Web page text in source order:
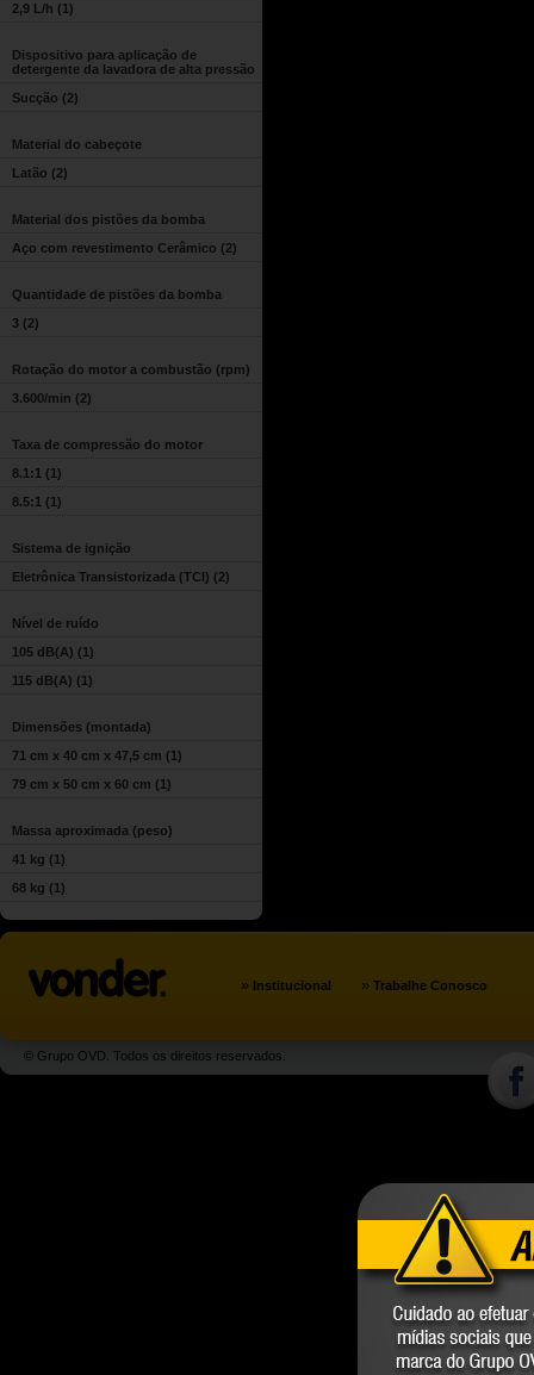
2,9 L/h (1)
Dispositivo para aplicação de
detergente da lavadora de alta pressão
Sucção (2)
Material do cabeçote
Latão (2)
Material dos pistões da bomba
Aço com revestimento Cerâmico (2)
Quantidade de pistões da bomba
3 (2)
Rotação do motor a combustão (rpm)
3.600/min (2)
Taxa de compressão do motor
8.1:1 (1)
8.5:1 (1)
Sistema de ignição
Eletrônica Transistorizada (TCI) (2)
Nível de ruído
105 dB(A) (1)
115 dB(A) (1)
Dimensões (montada)
71 cm x 40 cm x 47,5 cm (1)
79 cm x 50 cm x 60 cm (1)
Massa aproximada (peso)
41 kg (1)
68 kg (1)
» Institucional » Trabalhe Conosco
© Grupo OVD. Todos os direitos reservados.